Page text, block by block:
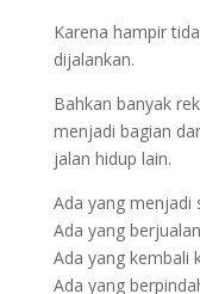
Karena hampir
dijalankan.
Bahkan banyak
menjadi bagian
jalan hidup lain.
Ada yang menjadi
Ada yang
Ada yang kembali
Ada yang